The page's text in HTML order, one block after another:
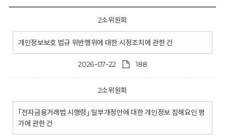
2소위원회
개인정보보호 법규 위반행위에 대한 시정조치에 관한 건
2026-07-22 188
2소위원회
｢전자금융거래법 시행령｣ 일부개정안에 대한 개인정보 침해요인 평
가에 관한 건